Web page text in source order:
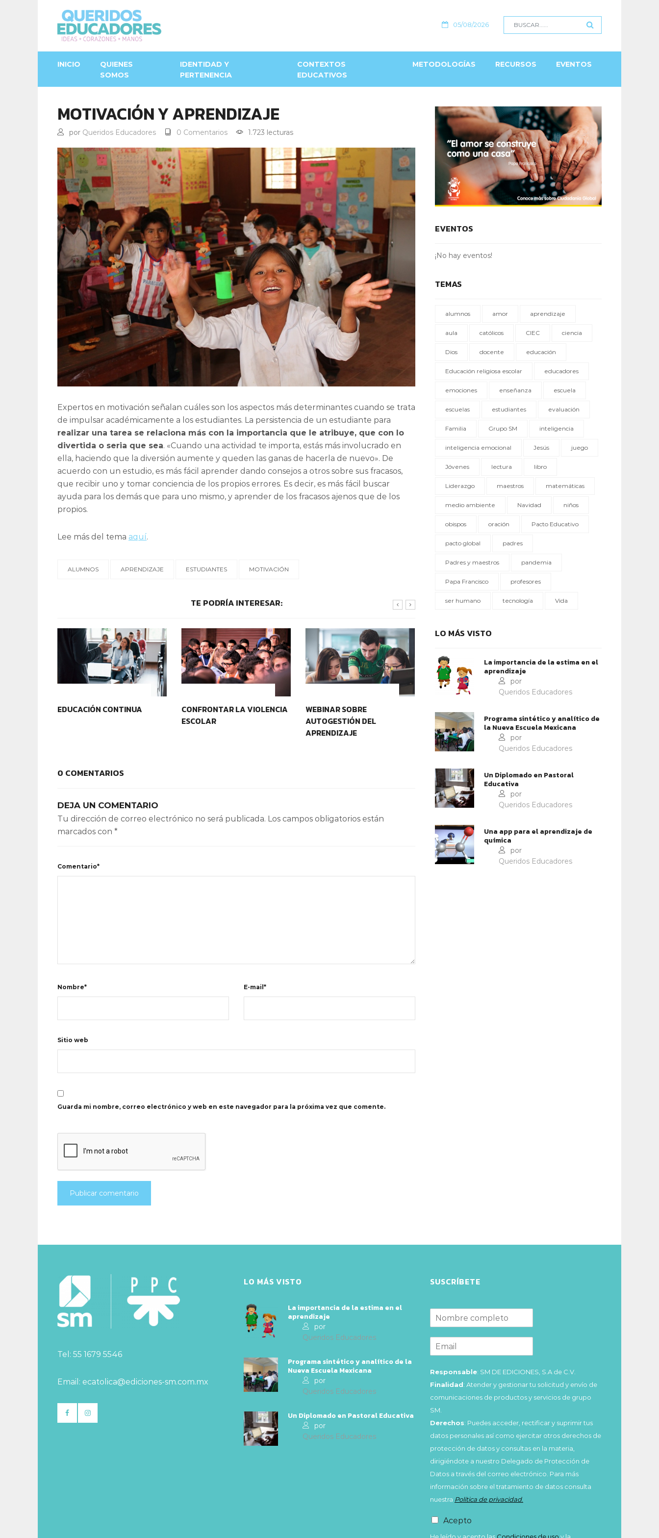
05/08/2026
INICIO
QUIENES
SOMOS
IDENTIDAD Y
PERTENENCIA
CONTEXTOS
EDUCATIVOS
METODOLOGÍAS RECURSOS EVENTOS
MOTIVACIÓN Y APRENDIZAJE
por Queridos Educadores 0 Comentarios 1.723 lecturas
Expertos en motivación señalan cuáles son los aspectos más determinantes cuando se trata
de impulsar académicamente a los estudiantes. La persistencia de un estudiante para
realizar una tarea se relaciona más con la importancia que le atribuye, que con lo
divertida o seria que sea. «Cuando una actividad te importa, estás más involucrado en
ella, haciendo que la diversión aumente y queden las ganas de hacerla de nuevo». De
acuerdo con un estudio, es más fácil aprender dando consejos a otros sobre sus fracasos,
que recibir uno y tomar conciencia de los propios errores. Es decir, es más fácil buscar
ayuda para los demás que para uno mismo, y aprender de los fracasos ajenos que de los
propios.
Lee más del tema aquí.
ALUMNOS APRENDIZAJE ESTUDIANTES MOTIVACIÓN
TE PODRÍA INTERESAR:
EDUCACIÓN CONTINUA
CONFRONTAR LA VIOLENCIA
ESCOLAR
WEBINAR SOBRE
AUTOGESTIÓN DEL
APRENDIZAJE
CONTEXTOS EDUCATIVOS
HABILIDADES PARA EL
FUTURO
IDENTIDAD Y PERTENENCIA
CORAZÓN DE LOS
0 COMENTARIOS
DEJA UN COMENTARIO
Tu dirección de correo electrónico no será publicada. Los campos obligatorios están
marcados con *
Comentario*
Nombre* E-mail*
Sitio web
Guarda mi nombre, correo electrónico y web en este navegador para la próxima vez que comente.
EVENTOS
¡No hay eventos!
TEMAS
alumnos amor aprendizaje
aula católicos CIEC ciencia
Dios docente educación
Educación religiosa escolar educadores
emociones enseñanza escuela
escuelas estudiantes evaluación
Familia Grupo SM inteligencia
inteligencia emocional Jesús juego
Jóvenes lectura libro
Liderazgo maestros matemáticas
medio ambiente Navidad niños
obispos oración Pacto Educativo
pacto global padres
Padres y maestros pandemia
Papa Francisco profesores
ser humano tecnología Vida
LO MÁS VISTO
La importancia de la estima en el
aprendizaje
por
Queridos Educadores
Programa sintético y analítico de
la Nueva Escuela Mexicana
por
Queridos Educadores
Un Diplomado en Pastoral
Educativa
por
Queridos Educadores
Una app para el aprendizaje de
química
por
Queridos Educadores
Tel: 55 1679 5546
Email: ecatolica@ediciones-sm.com.mx
LO MÁS VISTO
La importancia de la estima en el
aprendizaje
por
Queridos Educadores
Programa sintético y analítico de la
Nueva Escuela Mexicana
por
Queridos Educadores
Un Diplomado en Pastoral Educativa
por
Queridos Educadores
SUSCRÍBETE
Responsable: SM DE EDICIONES, S.A de C.V.
Finalidad: Atender y gestionar tu solicitud y envío de
comunicaciones de productos y servicios de grupo
SM.
Derechos: Puedes acceder, rectificar y suprimir tus
datos personales así como ejercitar otros derechos de
protección de datos y consultas en la materia,
dirigiéndote a nuestro Delegado de Protección de
Datos a través del correo electrónico. Para más
información sobre el tratamiento de datos consulta
nuestra Política de privacidad.
Acepto